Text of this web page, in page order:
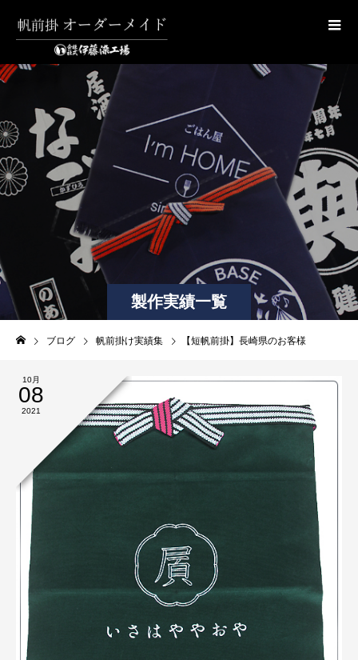
製作実績一覧
ブログ 帆前掛け実績集 【短帆前掛】長崎県のお客様
10月
08
2021